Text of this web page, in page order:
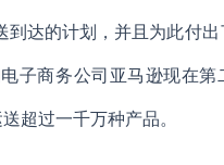
到达的计划，并且为此付出
子商务公司亚马逊现在第
超过一千万种产品。